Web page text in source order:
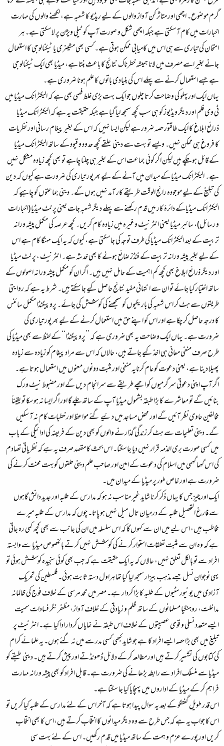
گرم موضوع۔ اچھی اور متاثر کن آواز والوں کے لیے ریڈیو کا شعبہ ہے، لکھنے والوں کی مہارت
اخبارات میں کام آسکتی ہے جبکہ اچھی شکل و صورت آپ کو ٹیلی ویژن پر لاسکتی ہے۔ ہر
امتحان کی تیاری سے ہی اس میں کامیابی ممکن ہوتی ہے۔ کسی بھی مشینری یا ٹیکنالوجی کا استعمال
جانے بغیر اسے مصرف میں لانا ہمیشہ خطرناک نتائج کا باعث بنتا ہے، میڈیا بھی ایک ٹیکنالوجی
ہے جسے استعمال کرنے سے پہلے اس کی بنیادی باتوں کا علم ہونا ضروری ہے۔
یہاں ایک اورپہلو کی وضاحت کرتا چلوں جو ایک بہت بڑی غلط فہمی بھی ہے کہ الیکٹرانک میڈیا میں
ٹی وی فلم اور دیگر ویڈیوز کو ہی سب کچھ سمجھ لیا گیا ہے جبکہ حقیقت یہ ہے کہ الیکٹرانک میڈیا
ذرائع ابلاغ کا ایک طاقتور حصہ ضرور ہے لیکن ایسا نہیں کہ اس کے بغیر پیغام رسانی اور نظریات
کا فروغ ہی ممکن نہیں۔ ویسے تو بہت سے دینی حلقے کچھ حدود و قیود کے ساتھ الیکٹرانک میڈیا
کے قائل ہو چکے ہیں لیکن اگر کوئی جماعت اس کے بغیر ہی چلنا چاہے تو بھی کچھ زیادہ مشکل نہیں
ہے۔ الیکٹرانک میڈیا کے میدان میں آنے کے لیے بھرپور تیاری کی ضرورت ہے کیوں کہ دین
کی تبلیغ کے لیے موجودہ رائج الوقت طریقے کار آمد نہیں ہوں گے۔ دینی جماعتوں کو چاہیے کہ
الیکٹرانک میڈیاکے دائرۂ کار میں قدم رکھنے سے پہلے دیگر شعبہ جات یعنی پرنٹ میڈیا (اخبارات
و رسائل)، سائبر میڈیا یعنی انٹرنیٹ وغیرہ میں زیادہ کام کریں۔ کچھ عرصہ کی مکمل پیشہ ورانہ
تربیت کے بعد الیکٹرانک میڈیا کی طرف توجہ کی جاسکتی ہے، کیوں کہ یہ ایک مہنگا کام ہے اس
کے لیے بغیر پیشہ ورانہ تربیت کے فنڈز ضائع ہونے کا بھی خدشہ ہے۔ انٹرنیٹ ، پرنٹ میڈیا
اور دیگر ذرائع ابلاغ بھی کچھ کم اہمیت کے حامل نہیں ہیں۔ اگر ان کو مکمل پیشہ ورانہ اصولوں کے
ساتھ اختیار کیا جائے تو ان سے انتہائی مفید نتائج حاصل کیے جا سکتے ہیں۔ شرط یہ ہے کہ روایتی
طریقوں سے ہٹ کر اس شعبہ کی باریکیوں کو سمجھنے کی کوشش کی جائے۔ پروپیگنڈا مکمل سائنس
کا درجہ حاصل کر چکا ہے اور اس کو اپنے حق میں استعمال کرنے کے لیے بھرپور تیاری کی
ضرورت ہے۔ یہاں ایک وضاحت یہ بھی ضروری ہے کہ ’’پروپیگنڈا‘‘ کے لفظ سے بھی میڈیا کی
طرح صرف منفی معانی ہی اخذ کیے جاتے ہیں، حالاں کہ اس سے مراد پیغام کو زیادہ سے زیادہ
پھیلا دینا ہے، یعنی دعوت کو عام کرنایہ منفی اور مثبت دونوں معنوں میں استعمال ہوتا ہے۔
اگر آپ اپنی دعوتی سرگرمیوں کو اچھے طریقے سے سرانجام دیں گے اور مضبوط نیٹ ورک
بنائیں گے تو معاشرے کا بڑا طبقہ بشمول میڈیا آپ کے ساتھ چلے گا اور اگر ایسا نہ ہوسکا تو یقیناً
مخالفین حاوی نظر آئیں گے اور محض مساجد میں دئیے گئے مواعظ اور خطبات کام نہ آ سکیں
گے۔ دینی تعلیمات سے ہٹ کر زندگی گذارنے والوں کو بھی دین کے فریضہ کی ادائیگی کے باب
میں کسی صورت بری الذمہ قرار نہیں دیا جاسکتا۔ اس بحث کا مقصد صرف یہ ہے کہ نظریاتی تصادم
کی اس گہما گہمی میں اسلام کی دعوت کے امین اور صاحب علم دینی حلقوں کوبہت محنت کرنے کی
ضرورت ہے اور خاص طور پر میڈیا کے میدان میں۔
ایک اور چیز جس کا یہاں ذکر کرنا شاید غیر مناسب نہ ہو کہ مدارس کے طلبہ اور جدید دانش گاہوں
سے فارغ التحصیل طلبہ کے درمیان تال میل نہیں ہو پاتا۔ چوں کہ مدارس کے طلبہ میرے
مخاطب ہیں، اس لیے میں ان سے کہوں گا کہ اس سلسلہ میں ان کی جانب سے بھی کچھ کمی رہ جاتی
ہے کہ وہ ان سے مثبت تعلقات استوار کرنے کی کوشش نہیں کرتے بالخصوص میڈیا سے وابستہ
افراد سے تو بالکل تعلق نہیں، حالاں کہ یہ ایک حقیقت ہے کہ جب بھی کوئی سنجیدہ کوشش ہوئی تو
یہی نوجوان نسل جسے مذہب بیزار سمجھ لیا گیا تھا ہراول دستہ ثابت ہوئی۔ فلسطین کی تحریک
آزادی میں یونیورسٹیوں کے طلبہ کا بڑا کردار ہے۔ مصر میں محمد مرسی کے خلاف فوج کی ظالمانہ
مداخلت، روہنگیا مسلمانوں کے ساتھ ظلم و زیادتی کے خلاف آواز، مظفر نگر فسادات سمیت
ایسے متعدد نسلی و قومی عصبیتوں کے خلاف اس طبقہ نے نمایاں کردار ادا کیا ہے۔ انٹرنیٹ پر
تبلیغ میں بھی بڑا حصہ ایسے افراد کا ہے جو شاید کبھی کسی مدرسے میں نہ گئے ہوں۔ یہ علمائے کرام
کی کتابوں کی تشہیر کرتے ہیں اور مطالعہ کرکے دلائل ڈھونڈتے اور پیش کرتے ہیں۔ دینی طبقے کو
میڈیا سے منسلک افراد سے رابطہ بڑھانے کی ضرورت ہے۔ قابل افراد کو بھی پیشہ ورانہ مہارت
فراہم کر کے میڈیا کے اداروں میں پہنچایا کیا جا سکتا ہے۔
اس قدر طویل گفتگو کے بعد یہ سوال پیدا ہوتا ہے کہ آخر اس کے لئے مدارس کے طلبہ کیا کریں تو
اس کا جواب یہ ہے کہ جس طرح سے وہ دیگر میدانوں کا انتخاب کرتے ہیں،اس کا بھی انتخاب
کریں اور پورے عزم و ہمت کے ساتھ میڈیا میں قدم رکھیں۔ اس کے لئے بہت سی